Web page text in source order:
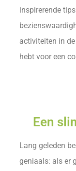
inspirerende
activiteiten in
hebt voor een
Een
Lang geleden
geniaals: als er